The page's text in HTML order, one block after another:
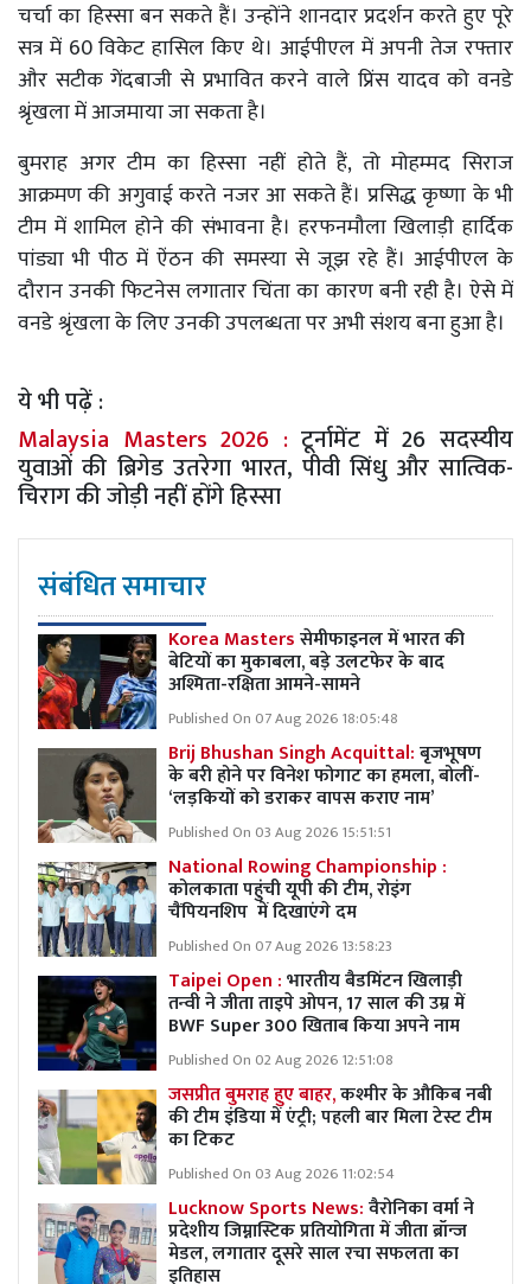
चर्चा का हिस्सा बन सकते हैं। उन्होंने शानदार प्रदर्शन करते हुए पूरे
सत्र में 60 विकेट हासिल किए थे। आईपीएल में अपनी तेज रफ्तार
और सटीक गेंदबाजी से प्रभावित करने वाले प्रिंस यादव को वनडे
श्रृंखला में आजमाया जा सकता है।
बुमराह अगर टीम का हिस्सा नहीं होते हैं, तो मोहम्मद सिराज
आक्रमण की अगुवाई करते नजर आ सकते हैं। प्रसिद्ध कृष्णा के भी
टीम में शामिल होने की संभावना है। हरफनमौला खिलाड़ी हार्दिक
पांड्या भी पीठ में ऐंठन की समस्या से जूझ रहे हैं। आईपीएल के
दौरान उनकी फिटनेस लगातार चिंता का कारण बनी रही है। ऐसे में
वनडे श्रृंखला के लिए उनकी उपलब्धता पर अभी संशय बना हुआ है।
ये भी पढ़ें :
Malaysia Masters 2026 :टूर्नामेंट में 26 सदस्यीय
युवाओं की ब्रिगेड उतरेगा भारत, पीवी सिंधु और सात्विक-
चिराग की जोड़ी नहीं होंगे हिस्सा
संबंधित समाचार
Korea Mastersसेमीफाइनल में भारत की
बेटियों का मुकाबला, बड़े उलटफेर के बाद
अश्मिता-रक्षिता आमने-सामने
Published On 07 Aug 2026 18:05:48
Brij Bhushan Singh Acquittal:बृजभूषण
के बरी होने पर विनेश फोगाट का हमला, बोलीं-
‘लड़कियों को डराकर वापस कराए नाम’
Published On 03 Aug 2026 15:51:51
National Rowing Championship :
कोलकाता पहुंची यूपी की टीम, रोइंग
चैंपियनशिप में दिखाएंगे दम
Published On 07 Aug 2026 13:58:23
Taipei Open :भारतीय बैडमिंटन खिलाड़ी
तन्वी ने जीता ताइपे ओपन, 17 साल की उम्र में
BWF Super 300 खिताब किया अपने नाम
Published On 02 Aug 2026 12:51:08
जसप्रीत बुमराह हुए बाहर,कश्मीर के औकिब नबी
की टीम इंडिया में एंट्री; पहली बार मिला टेस्ट टीम
का टिकट
Published On 03 Aug 2026 11:02:54
Lucknow Sports News:वैरोनिका वर्मा ने
प्रदेशीय जिम्नास्टिक प्रतियोगिता में जीता ब्रॉन्ज
मेडल, लगातार दूसरे साल रचा सफलता का
इतिहास